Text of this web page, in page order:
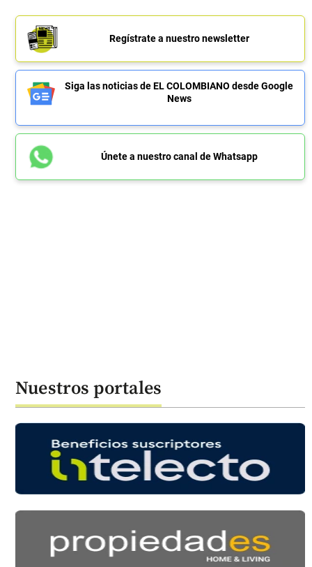
Regístrate a nuestro newsletter
Siga las noticias de EL COLOMBIANO desde Google
News
Únete a nuestro canal de Whatsapp
Nuestros portales